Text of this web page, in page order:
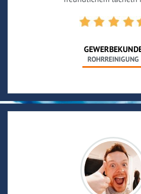
ROHRREINIGUNG